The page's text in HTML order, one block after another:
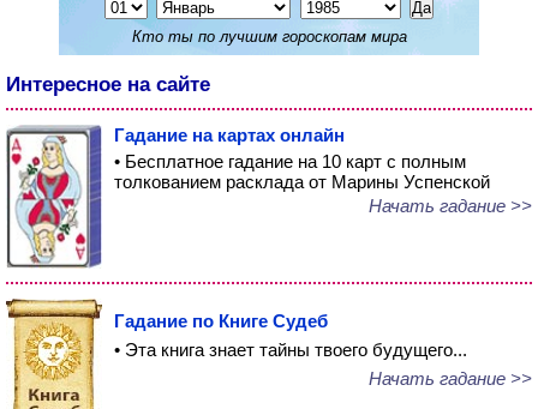
Кто ты по лучшим гороскопам мира
Интересное на сайте
Гадание на картах онлайн
• Бесплатное гадание на 10 карт с полным
толкованием расклада от Марины Успенской
Начать гадание >>
Гадание по Книге Судеб
• Эта книга знает тайны твоего будущего...
Начать гадание >>